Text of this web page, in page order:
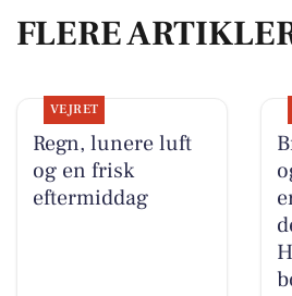
FLERE
VEJRET
Regn, lunere luft
og en frisk
eftermiddag